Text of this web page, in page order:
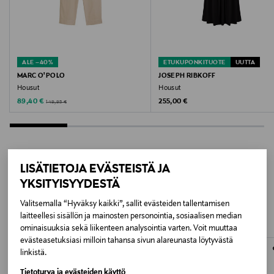
LISÄTIETOJA EVÄSTEISTÄ JA
YKSITYISYYDESTÄ
Valitsemalla “Hyväksy kaikki”, sallit evästeiden tallentamisen
laitteellesi sisällön ja mainosten personointia, sosiaalisen median
ominaisuuksia sekä liikenteen analysointia varten. Voit muuttaa
evästeasetuksiasi milloin tahansa sivun alareunasta löytyvästä
linkistä.
Valmistajan tuotenumero
Valmistaja
By Malene Birger A/S
Valmistajan osoite
Digitaalinen osoite
customercare@bymalenebirger.com
Avainsanat
By Malene Birger, housut, naisten housut, rennot
ALE –40%
MARC O'POLO
Housut
Discounted Price
89,40 € Original Price
149,95 €
ETUKUPONKITUOTE UUTTA
JOSEPH RIBKOFF
Housut
Original Price
255,00 €
LISÄÄ KIINNOSTAVIA
TUOTTEITA